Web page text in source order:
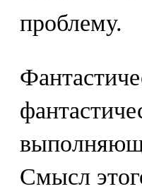
проблему.
Смысл